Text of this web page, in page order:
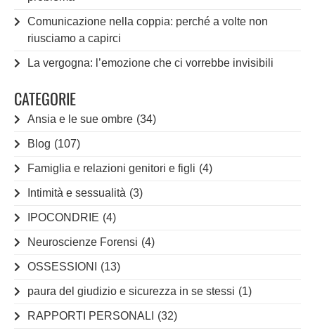
Comunicazione nella coppia: perché a volte non
riusciamo a capirci
La vergogna: l’emozione che ci vorrebbe invisibili
CATEGORIE
Ansia e le sue ombre (34)
Blog (107)
Famiglia e relazioni genitori e figli (4)
Intimità e sessualità (3)
IPOCONDRIE (4)
Neuroscienze Forensi (4)
OSSESSIONI (13)
paura del giudizio e sicurezza in se stessi (1)
RAPPORTI PERSONALI (32)